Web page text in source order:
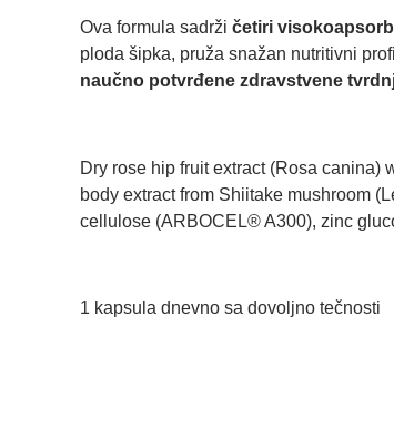
Ova formula sadrži četiri
ploda šipka, pruža snažan nutritivni
naučno potvrđene zdravstvene
Dry rose hip fruit extract (Rosa
body extract from Shiitake mushroom
cellulose (ARBOCEL® A300), zinc
1 kapsula dnevno sa dovoljno tečnosti